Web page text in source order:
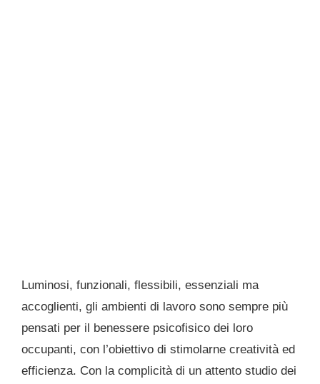
Luminosi, funzionali, flessibili, essenziali ma
accoglienti, gli ambienti di lavoro sono sempre più
pensati per il benessere psicofisico dei loro
occupanti, con l’obiettivo di stimolarne creatività ed
efficienza. Con la complicità di un attento studio dei